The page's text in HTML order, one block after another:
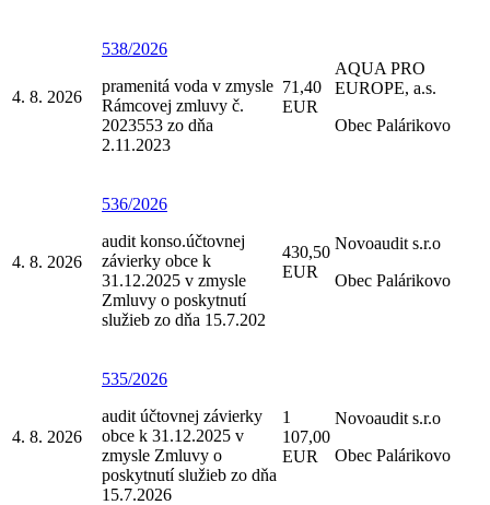
4. 8. 2026
538/2026
pramenitá voda v zmysle
Rámcovej zmluvy č.
2023553 zo dňa
2.11.2023
71,40
EUR
AQUA PRO
EUROPE, a.s.
Obec Palárikovo
4. 8. 2026
536/2026
audit konso.účtovnej
závierky obce k
31.12.2025 v zmysle
Zmluvy o poskytnutí
služieb zo dňa 15.7.202
430,50
EUR
Novoaudit s.r.o
Obec Palárikovo
4. 8. 2026
535/2026
audit účtovnej závierky
obce k 31.12.2025 v
zmysle Zmluvy o
poskytnutí služieb zo dňa
15.7.2026
1
107,00
EUR
Novoaudit s.r.o
Obec Palárikovo